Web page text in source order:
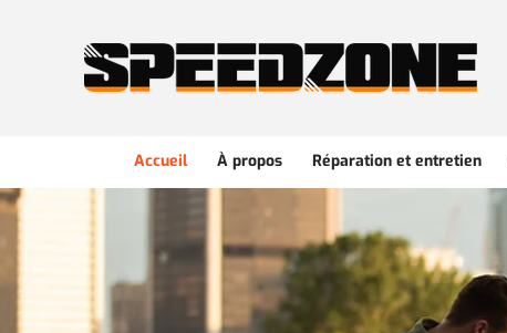
Accueil À propos Réparation et entretien